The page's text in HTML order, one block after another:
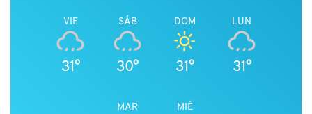
VIE
31°
SÁB
30°
DOM
31°
LUN
31°
MAR MIÉ